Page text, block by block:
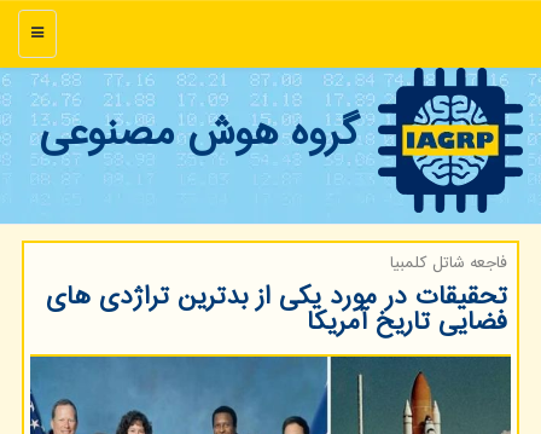
منو
گروه هوش مصنوعی
فاجعه شاتل كلمبیا
تحقیقات در مورد یکی از بدترین تراژدی های
فضایی تاریخ آمریکا